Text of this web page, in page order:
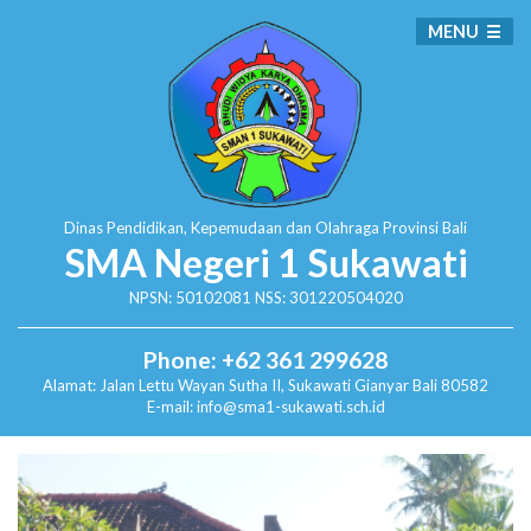
Dinas Pendidikan, Kepemudaan dan Olahraga Provinsi Bali
SMA Negeri 1 Sukawati
NPSN: 50102081 NSS: 301220504020
Phone: +62 361 299628
Alamat: Jalan Lettu Wayan Sutha II, SukawatiGianyar Bali 80582
E-mail: info@sma1-sukawati.sch.id
MENU